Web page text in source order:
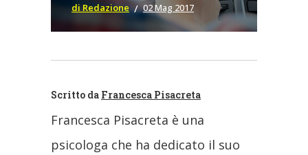
di Redazione 02 Mag 2017
Scritto da Francesca Pisacreta
Francesca Pisacreta è una
psicologa che ha dedicato il suo